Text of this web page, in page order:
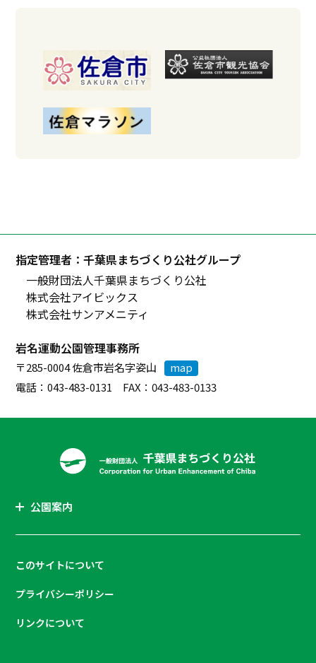
指定管理者：千葉県まちづくり公社グループ
一般財団法人千葉県まちづくり公社
株式会社アイビックス
株式会社サンアメニティ
岩名運動公園管理事務所
〒285-0004 佐倉市岩名字姿山
map
電話：043-483-0131 FAX：043-483-0133
公園案内
このサイトについて
プライバシーポリシー
リンクについて